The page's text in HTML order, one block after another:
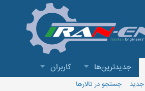
جدیدترین‌ها کاربران
جستجو در تالارها